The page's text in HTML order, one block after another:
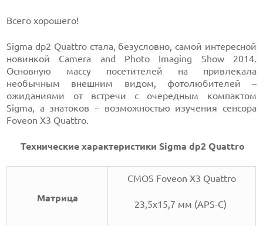
Всего хорошего!
Sigma dp2 Quattro стала, безусловно, самой интересной
новинкой Camera and Photo Imaging Show 2014.
Основную массу посетителей на привлекала
необычным внешним видом, фотолюбителей –
ожиданиями от встречи с очередным компактом
Sigma, а знатоков – возможностью изучения сенсора
Foveon X3 Quattro.
Технические характеристики Sigma dp2 Quattro
Матрица
CMOS Foveon X3 Quattro
23,5x15,7 мм (APS-C)